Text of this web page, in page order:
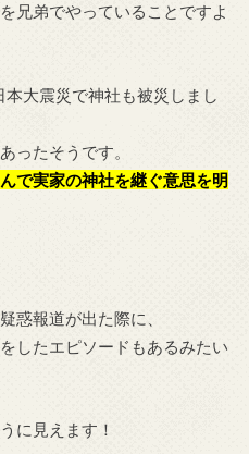
兄弟でやっていることですよ
大震災で神社も被災しまし
ったそうです。
で実家の神社を継ぐ意思を明
惑報道が出た際に、
したエピソードもあるみたい
に見えます！